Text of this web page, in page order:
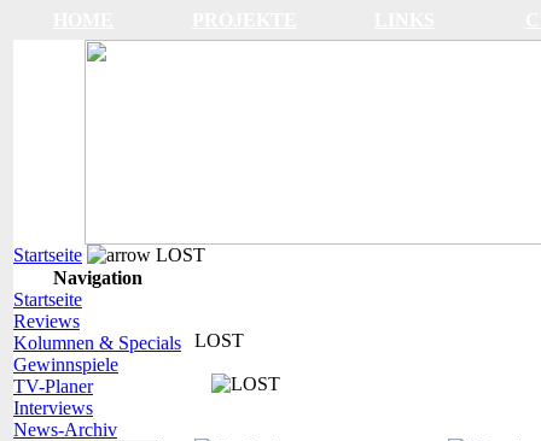
Startseite
LOST
Navigation
Startseite
Reviews
Kolumnen & Specials
Gewinnspiele
TV-Planer
Interviews
News-Archiv
LOST